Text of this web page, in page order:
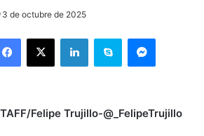
3 de octubre de 2025
Facebook
X LinkedInSkype Messenger
Felipe Trujillo-@_FelipeTrujillo